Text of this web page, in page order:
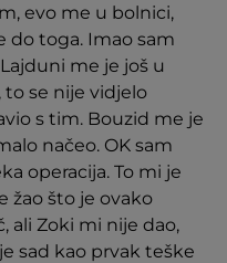
evo me u bolnici,
do toga. Imao sam
me je još u
se nije vidjelo
s tim. Bouzid me je
načeo. OK sam
operacija. To mi je
žao što je ovako
ali Zoki mi nije dao,
sad kao prvak teške